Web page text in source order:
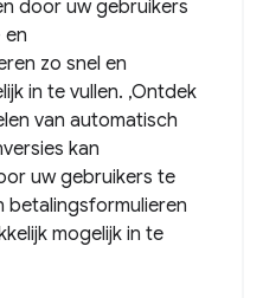
door uw gebruikers
en
zo snel en
in te vullen. ,Ontdek
van automatisch
kan
uw gebruikers te
betalingsformulieren
mogelijk in te